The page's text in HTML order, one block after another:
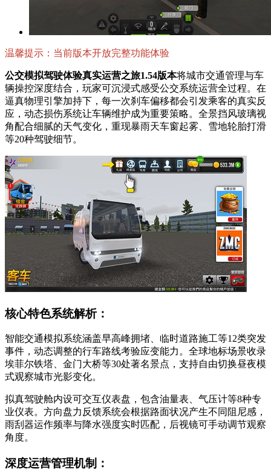
温馨提示：当前版本开放完整功能体验
公交模拟驾驶体验真实运营之旅1.54版本将城市交通管理与车
辆操控深度结合，玩家可沉浸式感受公交系统运营全过程。在
逼真物理引擎加持下，每一次刹车偏移都会引发乘客的真实反
应，动态损伤系统让车辆维护成为重要策略。全景挡风玻璃视
角配合细腻的天气变化，重现暴雨天车窗起雾、雪地轮胎打滑
等20种驾驶细节。
核心特色系统解析：
智能交通模拟系统涵盖早高峰拥堵、临时道路施工等12类突发
事件，动态调整的行车路线考验应变能力。全球地标场景收录
埃菲尔铁塔、金门大桥等30处著名景点，支持自由切换昼夜模
式观察城市光影变化。
拟真驾驶舱内设可交互仪表盘，包含油量表、气压计等8种专
业仪表。方向盘力反馈系统会根据路面状况产生不同阻尼感，
雨刮器运作频率与降水强度实时匹配，后视镜可手动调节观察
角度。
深度运营管理机制：